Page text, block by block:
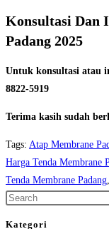
Konsultasi Dan
Padang 2025
Untuk konsultasi atau
8822-5919
Terima kasih sudah
Tags: Atap Membrane
Harga Tenda Membrane
Tenda Membrane Padang,
Kategori